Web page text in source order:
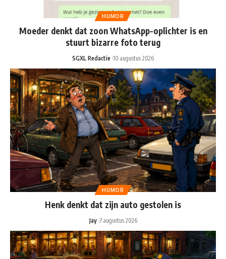
HUMOR
Moeder denkt dat zoon WhatsApp-oplichter is en
stuurt bizarre foto terug
SGXL Redactie 10 augustus 2026
HUMOR
Henk denkt dat zijn auto gestolen is
Jay 7 augustus 2026